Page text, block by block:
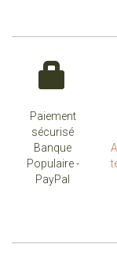
Paiement
sécurisé
Banque
Populaire -
PayPal